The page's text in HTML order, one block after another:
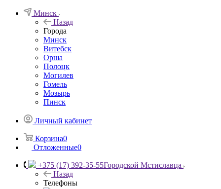
Минск
Назад
Города
Минск
Витебск
Орша
Полоцк
Могилев
Гомель
Мозырь
Пинск
Личный кабинет
Корзина0
Отложенные0
+375 (17) 392-35-55Городской Мстиславца
Назад
Телефоны